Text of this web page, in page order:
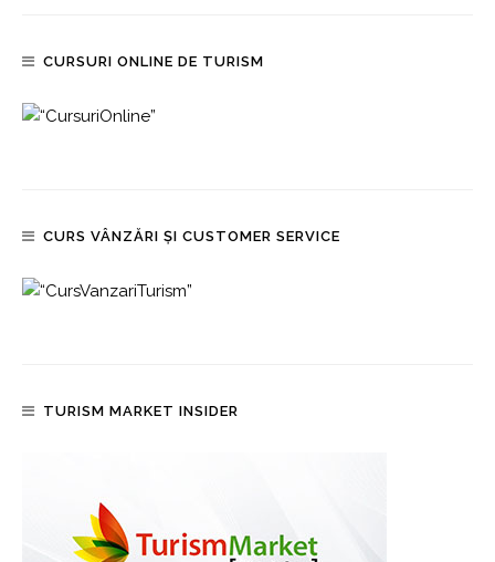
CURSURI ONLINE DE TURISM
CURS VÂNZĂRI ȘI CUSTOMER SERVICE
TURISM MARKET INSIDER